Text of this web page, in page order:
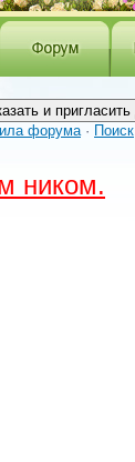
форума· Поиск
ником.